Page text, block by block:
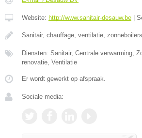
Website: http://www.sanitair-desauw.be
Sanitair, chauffage, ventilatie,
Diensten: Sanitair, Centrale verwarming,
renovatie, Ventilatie
Er wordt gewerkt op afspraak.
Sociale media: